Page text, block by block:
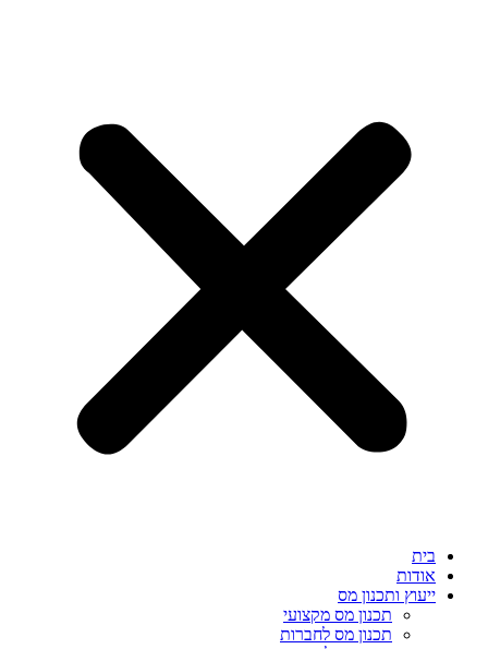
בית
אודות
ייעוץ ותכנון מס
תכנון מס מקצועי
תכנון מס לחברות